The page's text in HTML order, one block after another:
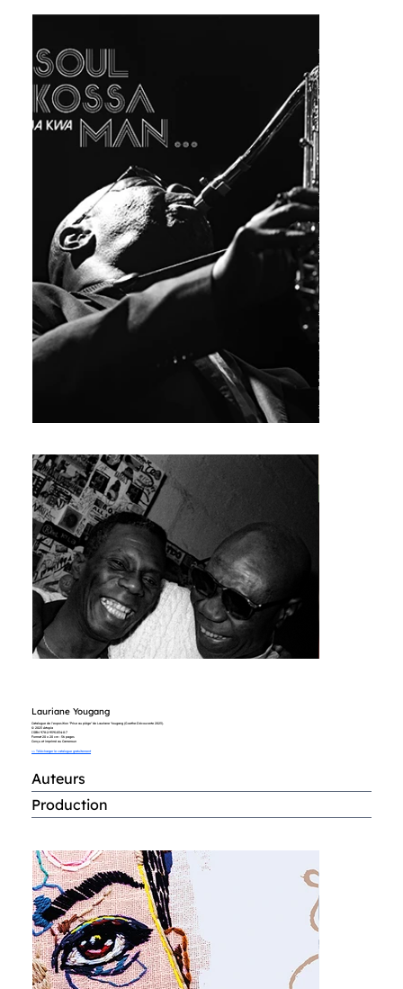
Lauriane Yougang
Catalogue de l'exposition "Prise au piège" de Lauriane Yougang (Goethe-Découverte 2023).
© 2023 Artopia
ISBN 978-2-9591034-0-7
Format 20 x 20 cm - 56 pages
Conçu et imprimé au Cameroun
>> Télécharger le catalogue gratuitement
Auteurs
Production